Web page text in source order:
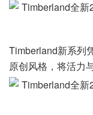
Timberland新系列
原创风格，将活力